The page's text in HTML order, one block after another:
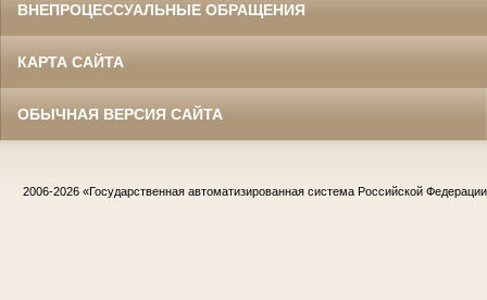
ВНЕПРОЦЕССУАЛЬНЫЕ ОБРАЩЕНИЯ
КАРТА САЙТА
ОБЫЧНАЯ ВЕРСИЯ САЙТА
2006-2026 «Государственная автоматизированная система Российской